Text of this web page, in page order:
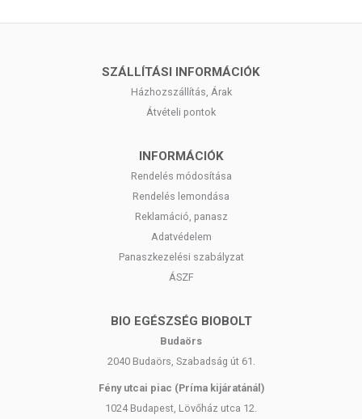
összetétel-, és allergén információkat is) kizárólag tájékoztató
a termékek csomagolásán találhatja meg.
SZÁLLÍTÁSI INFORMÁCIÓK
Házhozszállítás, Árak
Átvételi pontok
INFORMÁCIÓK
Rendelés módosítása
Rendelés lemondása
Reklamáció, panasz
Adatvédelem
Panaszkezelési szabályzat
ÁSZF
BIO EGÉSZSÉG BIOBOLT
Budaörs
2040 Budaörs, Szabadság út 61.
Fény utcai piac (Príma kijáratánál)
1024 Budapest, Lövőház utca 12.